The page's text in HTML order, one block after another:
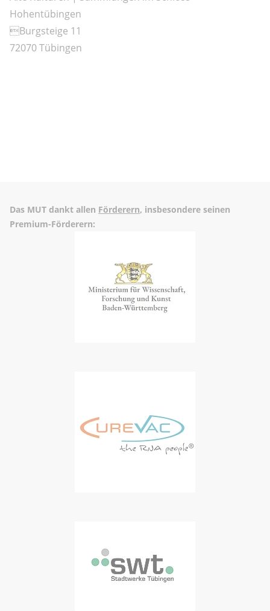
Hohentübingen
Burgsteige 11
72070 Tübingen
Das MUT dankt allen Förderern, insbesondere seinen
Premium-Förderern: